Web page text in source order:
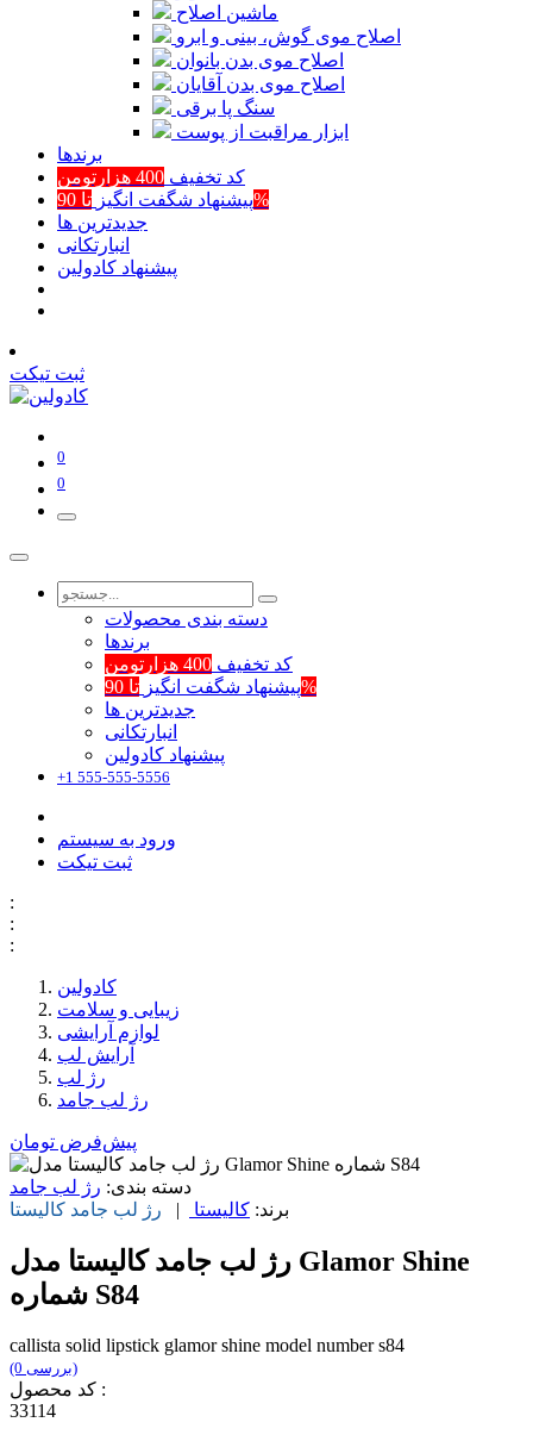
ماشین اصلاح
اصلاح موی گوش، بینی و ابرو
اصلاح موی بدن بانوان
اصلاح موی بدن آقایان
سنگ پا برقی
ابزار مراقبت از پوست
برند‌ها
کد تخفیف 400 هزارتومن
پیشنهاد شگفت انگیزتا 90%
جدیدترین ها
انبارتکانی
پیشنهاد کادولین
ثبت تیکت
0
0
دسته بندی محصولات
برند‌ها
کد تخفیف 400 هزارتومن
پیشنهاد شگفت انگیزتا 90%
جدیدترین ها
انبارتکانی
پیشنهاد کادولین
+1 555-555-5556
ورود به سیستم
ثبت تیکت
:
:
:
کادولین
زیبایی و سلامت
لوازم آرایشی
آرایش لب
رژ لب
رژ لب جامد
پیش‌فرض تومان
دسته بندی: رژ لب جامد
برند: کالیستا | رژ لب جامد کالیستا
رژ لب جامد کاليستا مدل Glamor Shine
شماره S84
callista solid lipstick glamor shine model number s84
(0 بررسی)
کد محصول :
33114